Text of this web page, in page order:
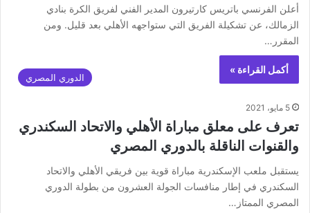
أعلن الفرنسي باتريس كارتيرون المدير الفني لفريق الكرة بنادي
الزمالك، عن تشكيلة الفريق التي ستواجهه الأهلي بعد قليل. ومن
المقرر…
أكمل القراءة »
الدوري المصري
5 مايو، 2021
تعرف على معلق مباراة الأهلي والاتحاد السكندري
والقنوات الناقلة بالدوري المصري
يستقبل ملعب الإسكندرية مباراة قوية بين فريقي الأهلي والاتحاد
السكندري في إطار منافسات الجولة العشرون من بطولة الدوري
المصري الممتاز…